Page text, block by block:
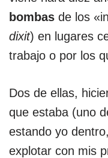
bombas de los
dixit) en lugares
trabajo o por los
Dos de ellas,
que estaba (uno
estando yo
explotar con mis